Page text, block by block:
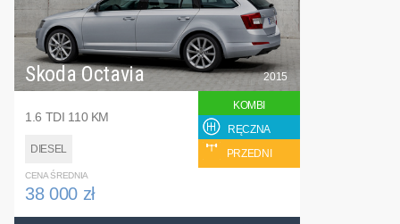
Skoda Octavia
1.6 TDI 110 KM
DIESEL
2015
KOMBI
RĘCZNA
PRZEDNI
CENA ŚREDNIA
38 000 zł